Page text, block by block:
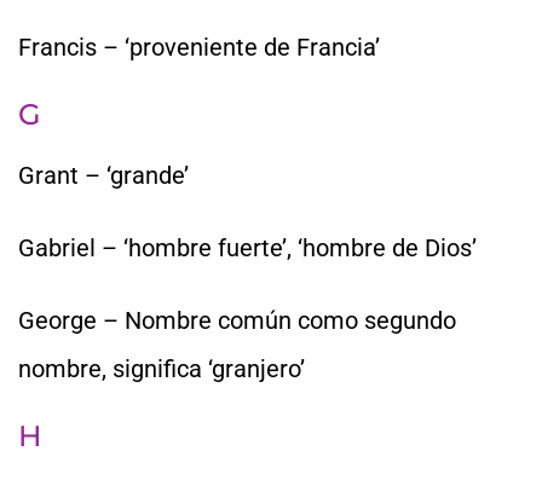
Francis – ‘proveniente de Francia’
G
Grant – ‘grande’
Gabriel – ‘hombre fuerte’, ‘hombre de Dios’
George – Nombre común como segundo
nombre, significa ‘granjero’
H